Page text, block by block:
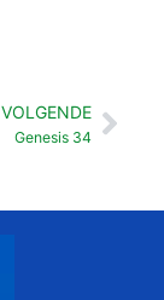
VOLGENDE
Genesis 34